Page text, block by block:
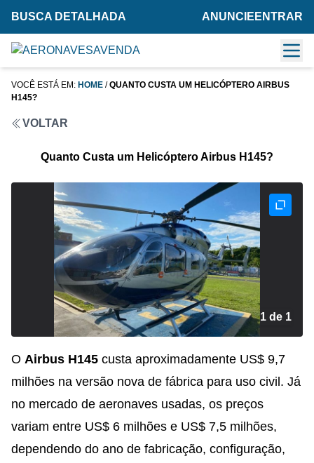
BUSCA DETALHADA ANUNCIE ENTRAR
VOCÊ ESTÁ EM: HOME /QUANTO CUSTA UM HELICÓPTERO AIRBUS
H145?
VOLTAR
Quanto Custa um Helicóptero Airbus H145?
1 de 1
O Airbus H145 custa aproximadamente US$ 9,7
milhões na versão nova de fábrica para uso civil. Já
no mercado de aeronaves usadas, os preços
variam entre US$ 6 milhões e US$ 7,5 milhões,
dependendo do ano de fabricação, configuração,